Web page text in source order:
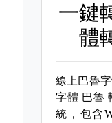
一鍵
體
線上巴魯
字體 巴魯
統，包含